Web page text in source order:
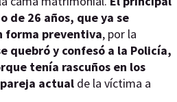
de 26 años, que ya se
forma preventiva, por la
quebró y confesó a la Policía,
tenía rascuños en los
actual de la víctima a